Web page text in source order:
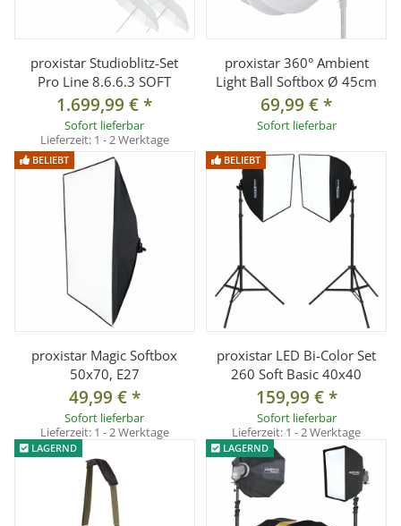
proxistar Studioblitz-Set
Pro Line 8.6.6.3 SOFT
1.699,99 €*
Sofort lieferbar
Lieferzeit: 1 - 2 Werktage
proxistar 360° Ambient
Light Ball Softbox Ø 45cm
69,99 €*
Sofort lieferbar
BELIEBT
proxistar Magic Softbox
50x70, E27
49,99 €*
Sofort lieferbar
Lieferzeit: 1 - 2 Werktage
BELIEBT
proxistar LED Bi-Color Set
260 Soft Basic 40x40
159,99 €*
Sofort lieferbar
Lieferzeit: 1 - 2 Werktage
LAGERND LAGERND